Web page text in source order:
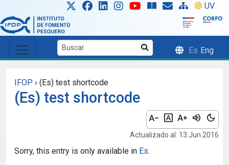
Skip to main content UV
Es Eng
IFOP › (Es) test shortcode
(Es) test shortcode
text_decrease font_download text_increase volume_up dark_mode
Actualizado al: 13.Jun.2016
Sorry, this entry is only available in Es.